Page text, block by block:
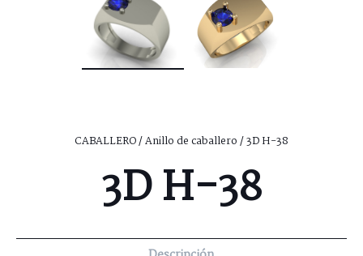
CABALLERO/Anillo de caballero/ 3D H-38
3D H-38